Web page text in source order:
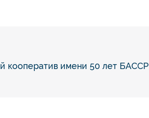
кооператив имени 50 лет БАССР